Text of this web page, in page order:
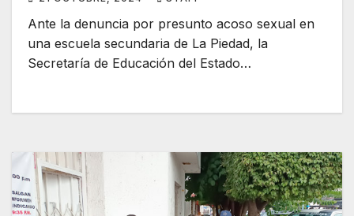
Ante la denuncia por presunto acoso sexual en
una escuela secundaria de La Piedad, la
Secretaría de Educación del Estado…